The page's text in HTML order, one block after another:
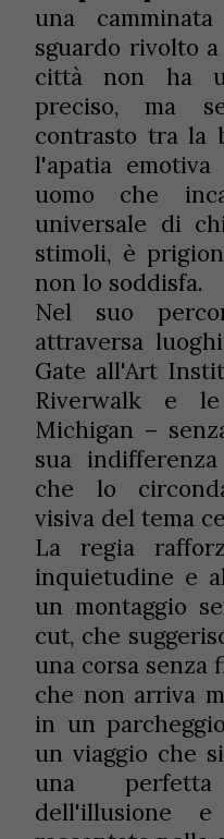
una
sguardo rivolto
città non ha
preciso, ma
contrasto tra la
l'apatia
uomo che
universale di
stimoli, è
non lo soddisfa.
Nel suo
attraversa
Gate all'Art
Riverwalk e
Michigan –
sua
che lo
visiva del tema
La regia
inquietudine e
un montaggio
cut, che
una corsa senza
che non arriva
in un
un viaggio che
una perfetta
dell'illusione e